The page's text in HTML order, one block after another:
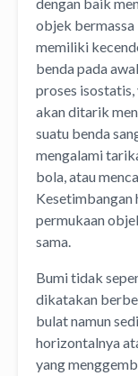
dengan baik
objek bermassa
memiliki
benda pada
proses isostatis,
akan ditarik
suatu benda
mengalami
bola, atau
Kesetimbangan
permukaan
sama.
Bumi tidak
dikatakan
bulat namun
horizontalnya
yang